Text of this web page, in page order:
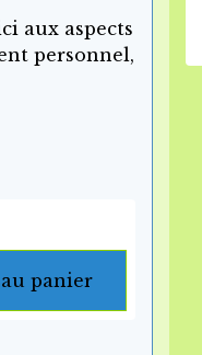
aspects
personnel,
panier